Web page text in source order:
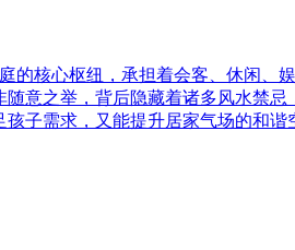
的核心枢纽，承担着会客、休闲
意之举，背后隐藏着诸多风水禁
子需求，又能提升居家气场的和